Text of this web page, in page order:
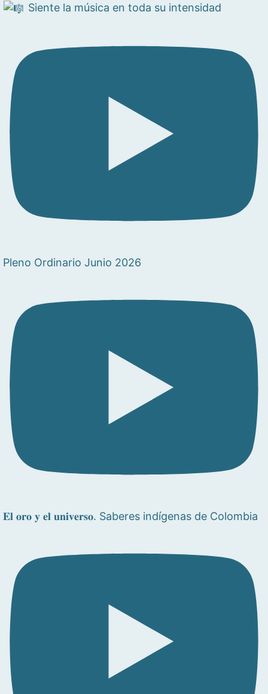
Siente la música en toda su intensidad
Pleno Ordinario Junio 2026
𝐄𝐥 𝐨𝐫𝐨 𝐲 𝐞𝐥 𝐮𝐧𝐢𝐯𝐞𝐫𝐬𝐨. Saberes indígenas de Colombia